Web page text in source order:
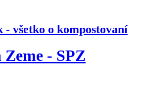
- všetko o kompostovaní
- SPZ